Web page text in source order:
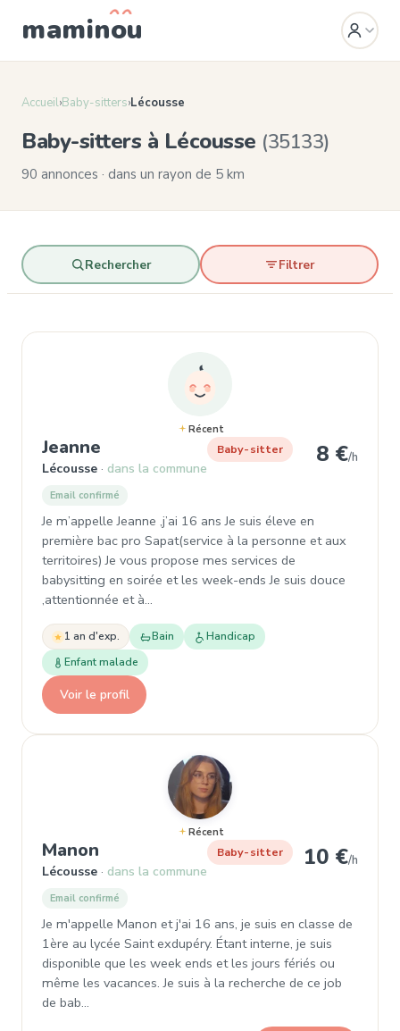
maminou
Accueil›Baby-sitters›Lécousse
Baby-sitters à Lécousse (35133)
90 annonces · dans un rayon de 5 km
Rechercher Filtrer
Récent
Jeanne , Baby-sitter à Lécousse
Lécousse dans la commune
Baby-sitter 8 €/h
Email confirmé
Je m’appelle Jeanne ,j’ai 16 ans Je suis éleve en
première bac pro Sapat(service à la personne et aux
territoires) Je vous propose mes services de
babysitting en soirée et les week-ends Je suis douce
,attentionnée et à…
1 an d'exp. Bain
Handicap
Enfant malade
Voir le profil
Récent
Manon , Baby-sitter à Lécousse
Lécousse dans la commune
Baby-sitter 10 €/h
Email confirmé
Je m'appelle Manon et j'ai 16 ans, je suis en classe de
1ère au lycée Saint exdupéry. Étant interne, je suis
disponible que les week ends et les jours fériés ou
même les vacances. Je suis à la recherche de ce job
de bab…